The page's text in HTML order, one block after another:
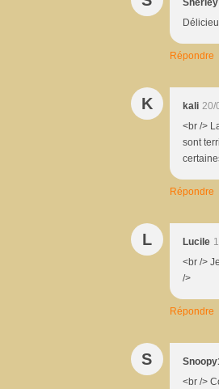
Répondre
K kali 20/
<br />
sont
Répondre
L Lucile
<br />
/>
Répondre
S
<br />